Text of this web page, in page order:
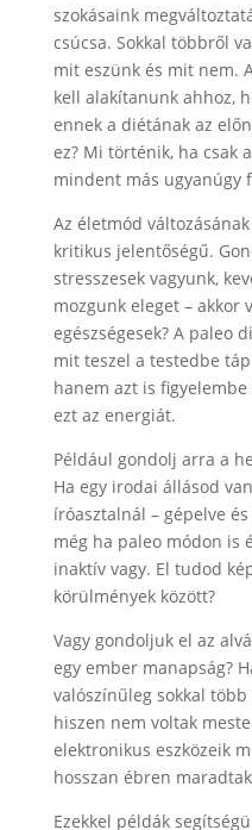
szokásaink
csúcsa. Sokkal többről
mit eszünk és mit nem.
kell alakítanunk ahhoz,
ennek a diétának az
ez? Mi történik, ha csak
mindent más ugyanúgy
Az életmód
kritikus jelentőségű.
stresszesek vagyunk,
mozgunk eleget – akkor
egészségesek? A paleo
mit teszel a testedbe
hanem azt is
ezt az energiát.
Például gondolj arra a
Ha egy irodai állásod
íróasztalnál – gépelve
még ha paleo módon is
inaktív vagy. El tudod
körülmények között?
Vagy gondoljuk el az
egy ember manapság?
valószínűleg sokkal
hiszen nem voltak
elektronikus eszközeik
hosszan ébren
Ezekkel példák